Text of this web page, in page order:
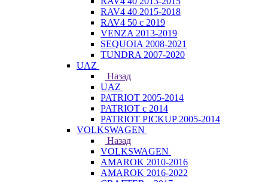
RAV4 40 2015-2018
RAV4 50 с 2019
VENZA 2013-2019
SEQUOIA 2008-2021
TUNDRA 2007-2020
UAZ
Назад
UAZ
PATRIOT 2005-2014
PATRIOT с 2014
PATRIOT PICKUP 2005-2014
VOLKSWAGEN
Назад
VOLKSWAGEN
AMAROK 2010-2016
AMAROK 2016-2022